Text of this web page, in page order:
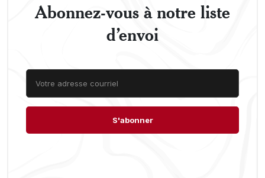
Abonnez-vous à notre liste
d’envoi